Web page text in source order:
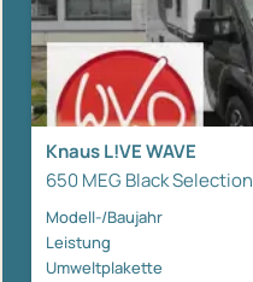
Knaus L!VE WAVE
650 MEG Black Selection
Modell-/Baujahr
Leistung
Umweltplakette